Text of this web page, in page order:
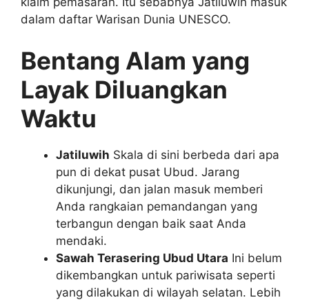
dalam daftar Warisan Dunia UNESCO.
Bentang Alam yang
Layak Diluangkan
Waktu
Jatiluwih Skala di sini berbeda dari apa
pun di dekat pusat Ubud. Jarang
dikunjungi, dan jalan masuk memberi
Anda rangkaian pemandangan yang
terbangun dengan baik saat Anda
mendaki.
Sawah Terasering Ubud Utara Ini belum
dikembangkan untuk pariwisata seperti
yang dilakukan di wilayah selatan. Lebih